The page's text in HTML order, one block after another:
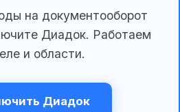
на документооборот
Диадок. Работаем
и области.
Диадок